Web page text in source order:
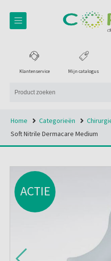
Mijn catalogus
Klantenservice
Home Categorieën
Soft Nitrile Dermacare Medium
ACTIE